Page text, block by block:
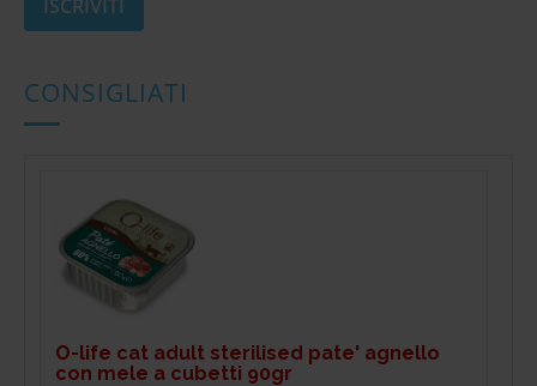
CONSIGLIATI
O-life cat adult sterilised pate' agnello
con mele a cubetti 90gr